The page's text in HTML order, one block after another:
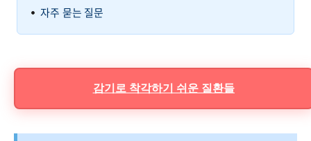
자주 묻는 질문
감기로 착각하기 쉬운 질환들